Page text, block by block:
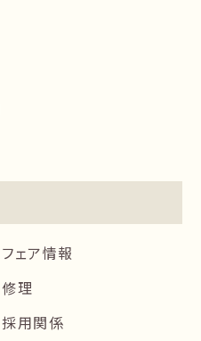
フェア情報
修理
採用関係